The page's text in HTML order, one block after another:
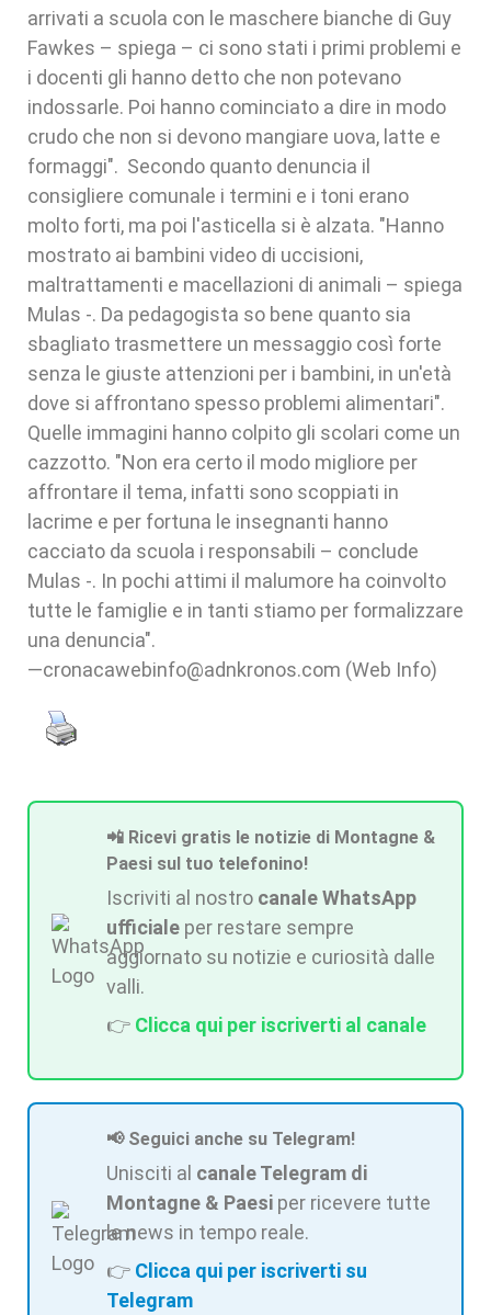
arrivati a scuola con le maschere bianche di Guy
Fawkes – spiega – ci sono stati i primi problemi e
i docenti gli hanno detto che non potevano
indossarle. Poi hanno cominciato a dire in modo
crudo che non si devono mangiare uova, latte e
formaggi". Secondo quanto denuncia il
consigliere comunale i termini e i toni erano
molto forti, ma poi l'asticella si è alzata. "Hanno
mostrato ai bambini video di uccisioni,
maltrattamenti e macellazioni di animali – spiega
Mulas -. Da pedagogista so bene quanto sia
sbagliato trasmettere un messaggio così forte
senza le giuste attenzioni per i bambini, in un'età
dove si affrontano spesso problemi alimentari".
Quelle immagini hanno colpito gli scolari come un
cazzotto. "Non era certo il modo migliore per
affrontare il tema, infatti sono scoppiati in
lacrime e per fortuna le insegnanti hanno
cacciato da scuola i responsabili – conclude
Mulas -. In pochi attimi il malumore ha coinvolto
tutte le famiglie e in tanti stiamo per formalizzare
una denuncia".
—cronacawebinfo@adnkronos.com (Web Info)
📲 Ricevi gratis le notizie di Montagne &
Paesi sul tuo telefonino!
Iscriviti al nostro canale WhatsApp
ufficiale per restare sempre
aggiornato su notizie e curiosità dalle
valli.
👉 Clicca qui per iscriverti al canale
📢 Seguici anche su Telegram!
Unisciti al canale Telegram di
Montagne & Paesi per ricevere tutte
le news in tempo reale.
👉 Clicca qui per iscriverti su
Telegram